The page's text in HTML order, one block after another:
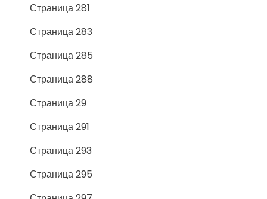
Страница 281
Страница 283
Страница 285
Страница 288
Страница 29
Страница 291
Страница 293
Страница 295